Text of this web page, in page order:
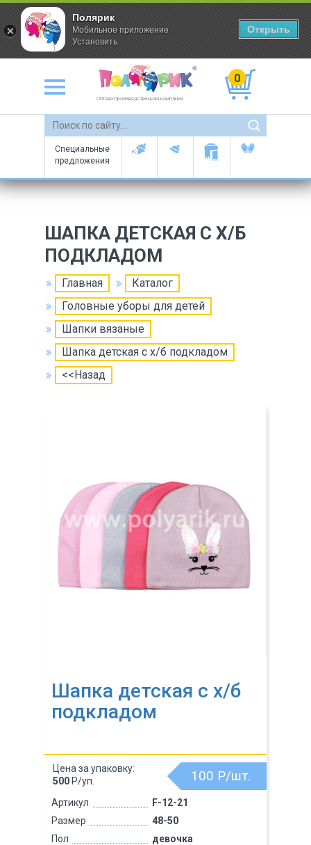
Оптово-производственная компания
0
Специальные
предложения
ШАПКА ДЕТСКАЯ С Х/Б
ПОДКЛАДОМ
Главная
Каталог
Головные уборы для детей
Шапки вязаные
Шапка детская с х/б подкладом
<<Назад
Шапка детская с х/б
подкладом
Артикул
F-12-21
Размер
48-50
Пол
девочка
100 Р/шт.
Цена за упаковку:
500 Р/уп.
Полярик
Мобильное приложение
Установить
Открыть